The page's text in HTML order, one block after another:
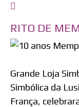
RITO DE
Grande Loja
Simbólica da
França,